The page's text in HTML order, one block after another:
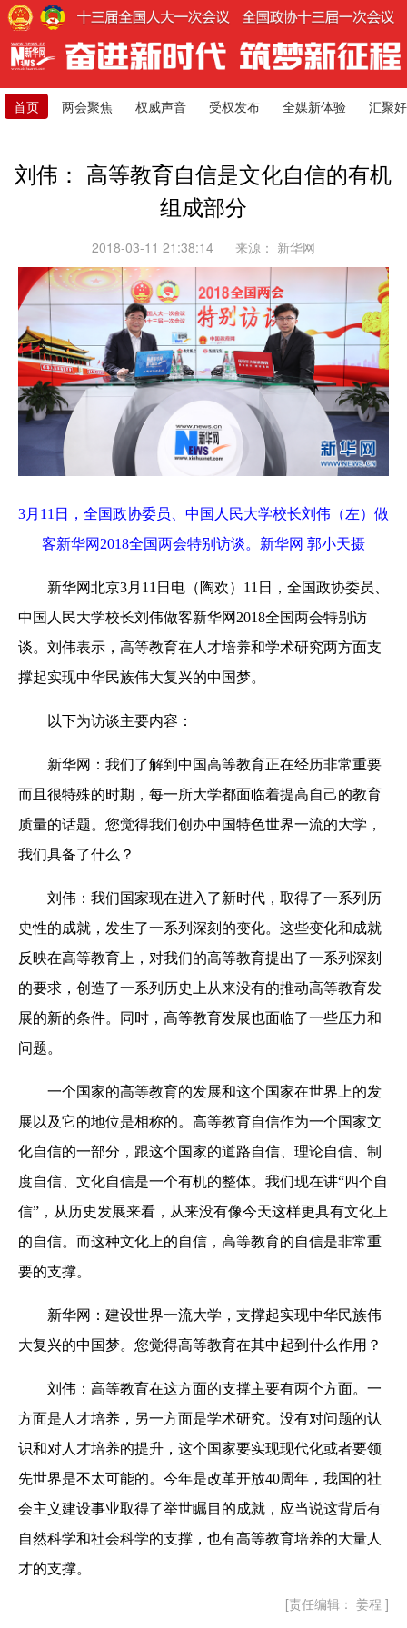
首页 两会聚焦 权威声音 受权发布 全媒新体验 汇聚
刘伟： 高等教育自信是文化自信的有机
组成部分
2018-03-11 21:38:14 来源： 新华网
3月11日， 全国政协委员、中国人民大学校长刘伟 （左）做
客新华网2018全国两会特别访谈。新华网 郭小天摄
新华网北京3月11日电（陶欢）11日，全国政协委员、
中国人民大学校长刘伟做客新华网2018全国两会特别访
谈。刘伟表示，高等教育在人才培养和学术研究两方面支
撑起实现中华民族伟大复兴的中国梦。
以下为访谈主要内容：
新华网：我们了解到中国高等教育正在经历非常重要
而且很特殊的时期，每一所大学都面临着提高自己的教育
质量的话题。您觉得我们创办中国特色世界一流的大学，
我们具备了什么？
刘伟：我们国家现在进入了新时代，取得了一系列历
史性的成就，发生了一系列深刻的变化。这些变化和成就
反映在高等教育上，对我们的高等教育提出了一系列深刻
的要求，创造了一系列历史上从来没有的推动高等教育发
展的新的条件。同时，高等教育发展也面临了一些压力和
问题。
一个国家的高等教育的发展和这个国家在世界上的发
展以及它的地位是相称的。高等教育自信作为一个国家文
化自信的一部分，跟这个国家的道路自信、理论自信、制
度自信、文化自信是一个有机的整体。我们现在讲“四个自
信”，从历史发展来看，从来没有像今天这样更具有文化上
的自信。而这种文化上的自信，高等教育的自信是非常重
要的支撑。
新华网：建设世界一流大学，支撑起实现中华民族伟
大复兴的中国梦。您觉得高等教育在其中起到什么作用？
刘伟：高等教育在这方面的支撑主要有两个方面。一
方面是人才培养，另一方面是学术研究。没有对问题的认
识和对人才培养的提升，这个国家要实现现代化或者要领
先世界是不太可能的。今年是改革开放40周年，我国的社
会主义建设事业取得了举世瞩目的成就，应当说这背后有
自然科学和社会科学的支撑，也有高等教育培养的大量人
才的支撑。
[责任编辑： 姜程 ]